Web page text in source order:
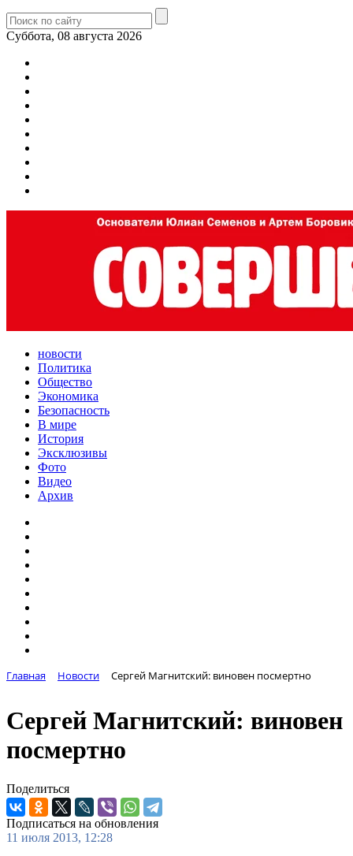
Суббота, 08 августа 2026
новости
Политика
Общество
Экономика
Безопасность
В мире
История
Эксклюзивы
Фото
Видео
Архив
Главная Новости Сергей Магнитский: виновен посмертно
Сергей Магнитский: виновен
посмертно
Поделиться
Подписаться на обновления
11 июля 2013, 12:28